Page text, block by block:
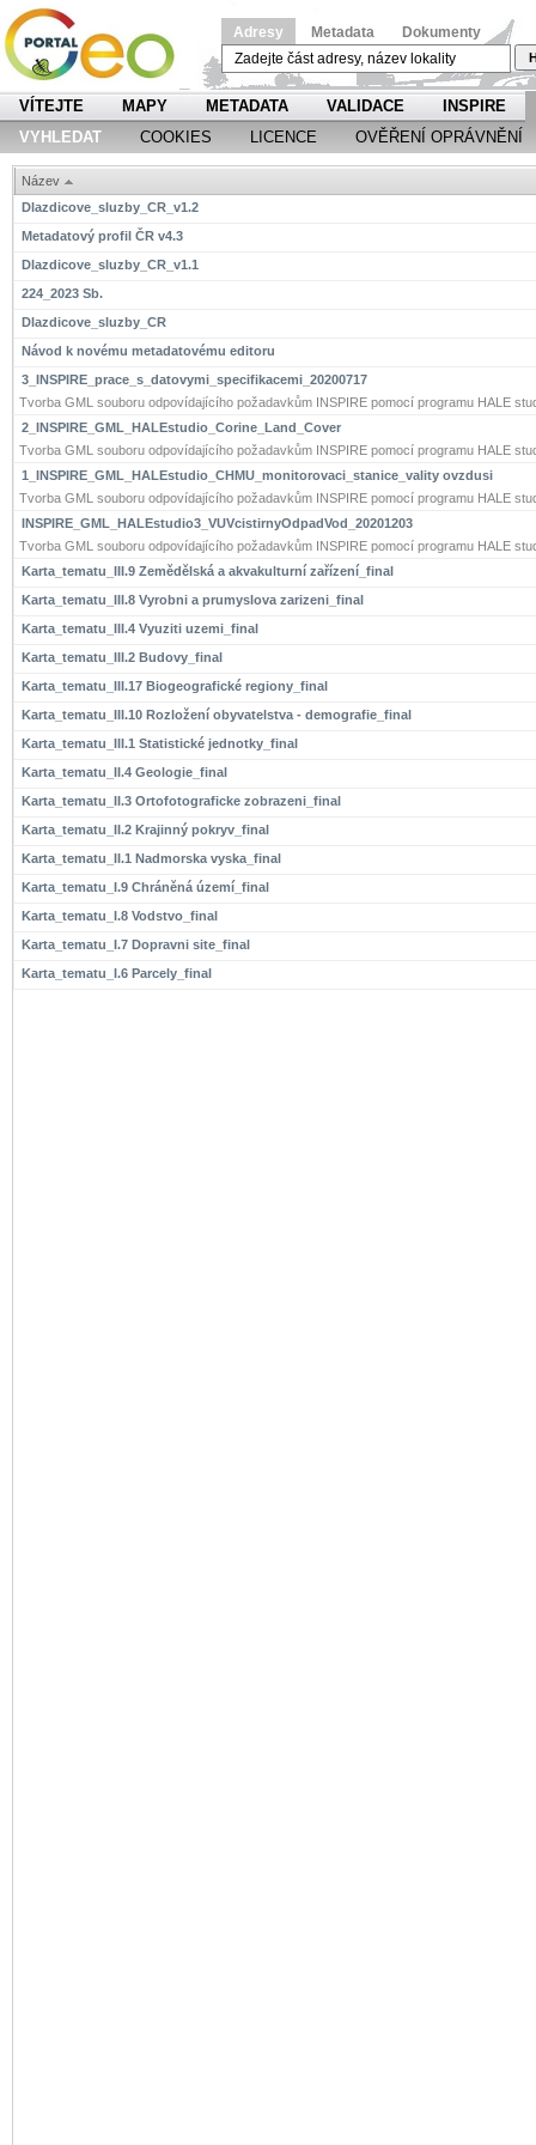
Adresy Metadata Dokumenty
VÍTEJTE MAPY METADATA VALIDACE
INSPIRE
VYHLEDAT
COOKIES LICENCE OVĚŘENÍ OPRÁVNĚNÍ
Název
Dlazdicove_sluzby_CR_v1.2
Metadatový profil ČR v4.3
Dlazdicove_sluzby_CR_v1.1
224_2023 Sb.
Dlazdicove_sluzby_CR
Návod k novému metadatovému editoru
3_INSPIRE_prace_s_datovymi_specifikacemi_20200717
Tvorba GML souboru odpovídajícího požadavkům INSPIRE pomocí programu HALE
2_INSPIRE_GML_HALEstudio_Corine_Land_Cover
Tvorba GML souboru odpovídajícího požadavkům INSPIRE pomocí programu HALE
1_INSPIRE_GML_HALEstudio_CHMU_monitorovaci_stanice_vality ovzdusi
Tvorba GML souboru odpovídajícího požadavkům INSPIRE pomocí programu HALE
INSPIRE_GML_HALEstudio3_VUVcistirnyOdpadVod_20201203
Tvorba GML souboru odpovídajícího požadavkům INSPIRE pomocí programu HALE
Karta_tematu_III.9 Zemědělská a akvakulturní zařízení_final
Karta_tematu_III.8 Vyrobni a prumyslova zarizeni_final
Karta_tematu_III.4 Vyuziti uzemi_final
Karta_tematu_III.2 Budovy_final
Karta_tematu_III.17 Biogeografické regiony_final
Karta_tematu_III.10 Rozložení obyvatelstva - demografie_final
Karta_tematu_III.1 Statistické jednotky_final
Karta_tematu_II.4 Geologie_final
Karta_tematu_II.3 Ortofotograficke zobrazeni_final
Karta_tematu_II.2 Krajinný pokryv_final
Karta_tematu_II.1 Nadmorska vyska_final
Karta_tematu_I.9 Chráněná území_final
Karta_tematu_I.8 Vodstvo_final
Karta_tematu_I.7 Dopravni site_final
Karta_tematu_I.6 Parcely_final